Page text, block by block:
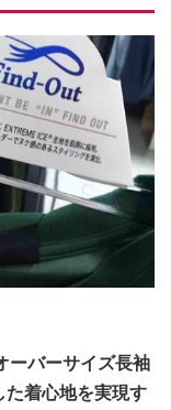
ーバーサイズ長袖
着心地を実現す